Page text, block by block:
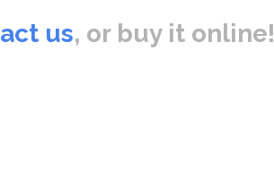
us, or buy it online!